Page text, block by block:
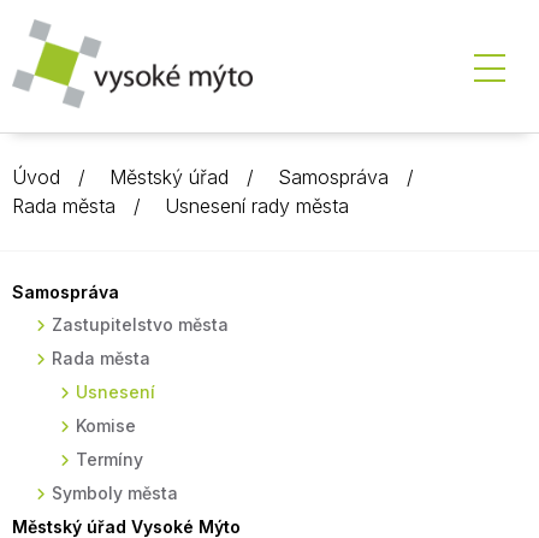
Úvod Městský úřad
Samospráva
Rada města
Usnesení rady města
Samospráva
Zastupitelstvo města
Rada města
Usnesení
Komise
Termíny
Symboly města
Městský úřad Vysoké Mýto